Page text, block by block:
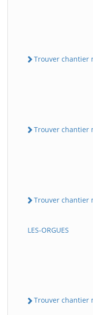
Trouver chantier
Trouver chantier
Trouver chantier
LES-ORGUES
Trouver chantier